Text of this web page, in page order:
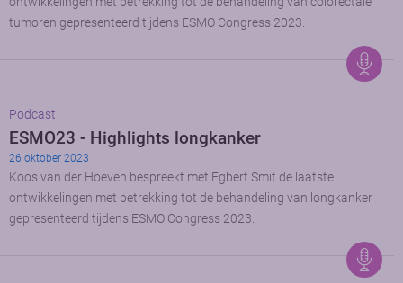
tumoren gepresenteerd tijdens ESMO Congress 2023.
Podcast
ESMO23 - Highlights longkanker
26 oktober 2023
Koos van der Hoeven bespreekt met Egbert Smit de laatste
ontwikkelingen met betrekking tot de behandeling van longkanker
gepresenteerd tijdens ESMO Congress 2023.